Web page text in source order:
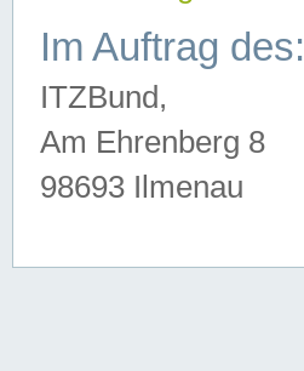
Im Auftrag des:
ITZBund,
Am Ehrenberg 8
98693 Ilmenau